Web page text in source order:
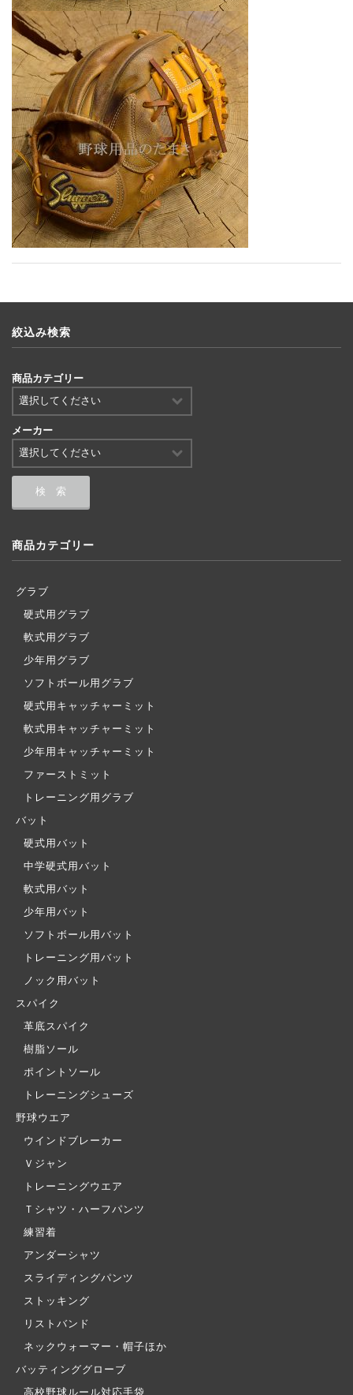
絞込み検索
商品カテゴリー
メーカー
商品カテゴリー
グラブ
硬式用グラブ
軟式用グラブ
少年用グラブ
ソフトボール用グラブ
硬式用キャッチャーミット
軟式用キャッチャーミット
少年用キャッチャーミット
ファーストミット
トレーニング用グラブ
バット
硬式用バット
中学硬式用バット
軟式用バット
少年用バット
ソフトボール用バット
トレーニング用バット
ノック用バット
スパイク
革底スパイク
樹脂ソール
ポイントソール
トレーニングシューズ
野球ウエア
ウインドブレーカー
Ｖジャン
トレーニングウエア
Ｔシャツ・ハーフパンツ
練習着
アンダーシャツ
スライディングパンツ
ストッキング
リストバンド
ネックウォーマー・帽子ほか
バッティンググローブ
高校野球ルール対応手袋